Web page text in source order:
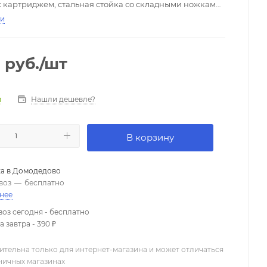
стальная стойка со складными ножками,
6 м., резиновый зажим с резьбовым адаптером,
руб./шт
Нашли дешевле?
В корзину
в Домодедово
— бесплатно
сегодня - бесплатно
завтра - 390 ₽
только для интернет-магазина и может отличаться
магазинах